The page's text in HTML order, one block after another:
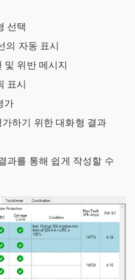
선택
의 자동 표시
위반 메시지
표시
가
하기 위한 대화형 결과
과를 통해 쉽게 작성할 수